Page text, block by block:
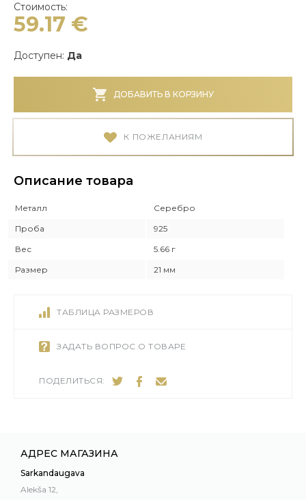
Стоимость:
59.17 €
Доступен: Да
ДОБАВИТЬ В КОРЗИНУ
К ПОЖЕЛАНИЯМ
Описание товара
Металл
Серебро
Проба
925
Вес
5.66 г
Размер
21 мм
ТАБЛИЦА РАЗМЕРОВ
ЗАДАТЬ ВОПРОС О ТОВАРЕ
ПОДЕЛИТЬСЯ:
АДРЕС МАГАЗИНА
Sarkandaugava
Alekša 12,